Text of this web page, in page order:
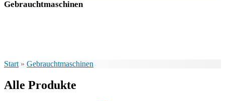
Gebrauchtmaschinen
Start » Gebrauchtmaschinen
Alle Produkte